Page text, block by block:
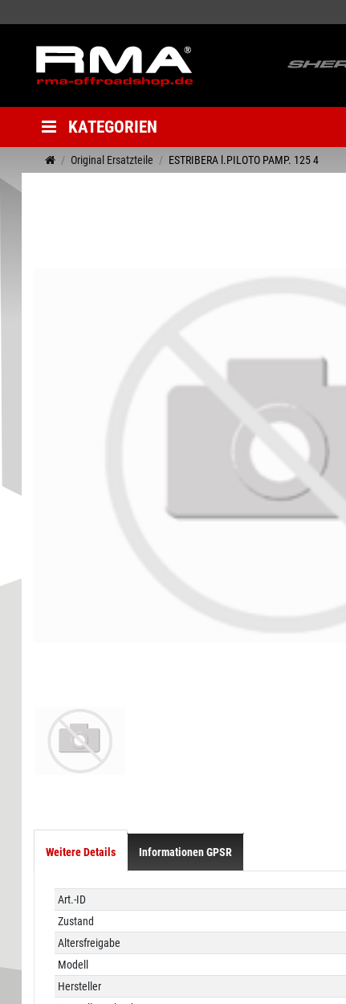
KATEGORIEN
Original Ersatzteile ESTRIBERA l.PILOTO PAMP. 125 4
Weitere Details Informationen GPSR
Technisches
Merkmal
Wert
Art.-ID
Zustand
Altersfreigabe
Modell
Hersteller